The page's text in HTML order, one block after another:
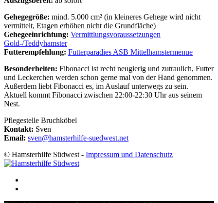
Gehegegröße: mind. 5.000 cm² (in kleineres Gehege wird nicht
vermittelt, Etagen erhöhen nicht die Grundfläche)
Gehegeeinrichtung: Vermittlungsvoraussetzungen
Gold-/Teddyhamster
Futterempfehlung: Futterparadies ASB Mittelhamstermenue
Besonderheiten: Fibonacci ist recht neugierig und zutraulich, Futter
und Leckerchen werden schon gerne mal von der Hand genommen.
Außerdem liebt Fibonacci es, im Auslauf unterwegs zu sein.
Aktuell kommt Fibonacci zwischen 22:00-22:30 Uhr aus seinem
Nest.
Pflegestelle Bruchköbel
Kontakt: Sven
Email: sven@hamsterhilfe-suedwest.net
© Hamsterhilfe Südwest - Impressum und Datenschutz